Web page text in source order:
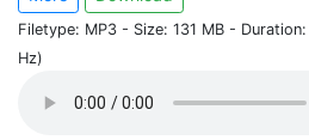
Filetype: MP3 - Size: 131 MB -
Hz)